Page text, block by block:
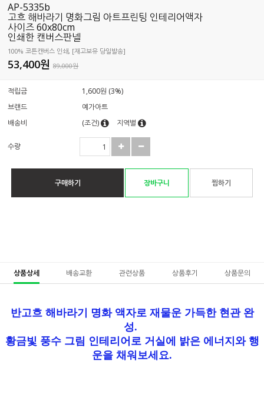
AP-5335b
고흐 해바라기 명화그림 아트프린팅 인테리어액자
사이즈 60x80cm
인쇄한 캔버스판넬
100% 코튼캔버스 인쇄, [재고보유 당일발송]
53,400원89,000원
적립금
1,600원 (3%)
브랜드
예가아트
배송비
(조건) 지역별
수량
구매하기 장바구니 찜하기
상품상세 배송교환 관련상품 상품후기 상품문의
반고흐 해바라기 명화 액자로 재물운 가득한 현관 완
성.
황금빛 풍수 그림 인테리어로 거실에 밝은 에너지와 행
운을 채워보세요.